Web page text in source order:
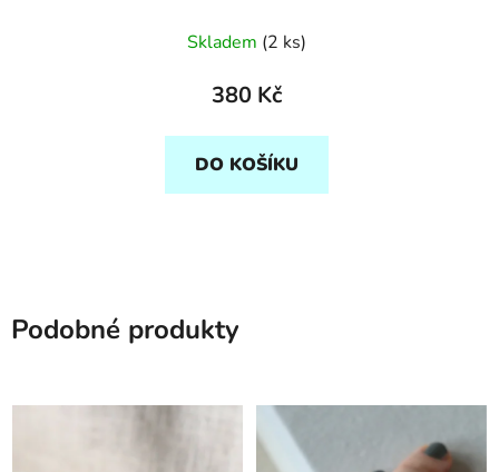
Skladem (2 ks)
380 Kč
DO KOŠÍKU
Podobné produkty